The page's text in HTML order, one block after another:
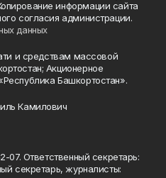
информации сайта
согласия администрации.
данных
и средствам массовой
Акционерное
Башкортостан».
Камилович
07. Ответственный секретарь:
секретарь, журналисты: